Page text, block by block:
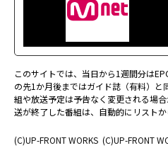
このサイトでは、当日から1週間分は
の先1か月後まではガイド誌（有料）と
組や放送予定は予告なく変更される場
送が終了した番組は、自動的にリストか
(C)UP-FRONT WORKS (C)UP-FRONT